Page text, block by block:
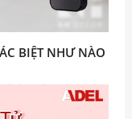
BIỆT NHƯ NÀO